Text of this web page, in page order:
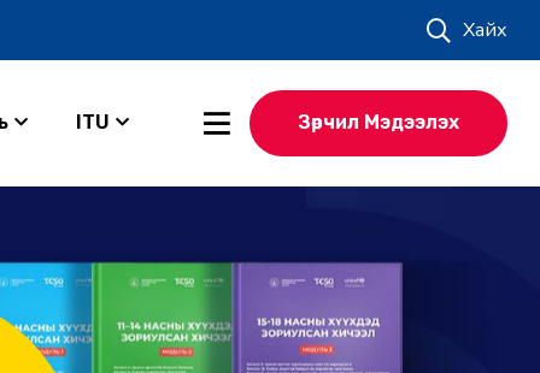
Хайх
ITU Зөрчил Мэдээлэх